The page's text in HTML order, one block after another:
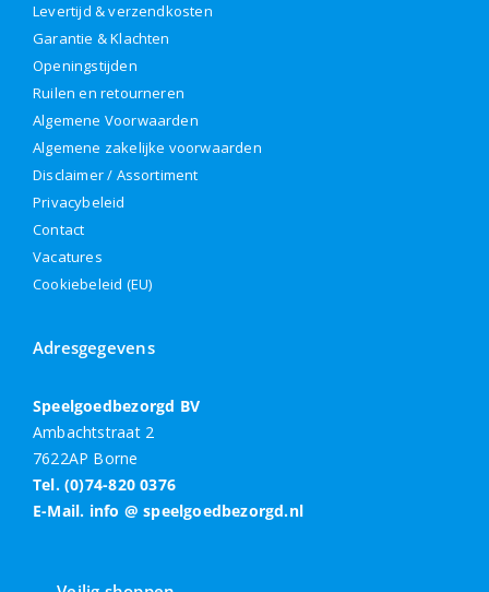
Levertijd & verzendkosten
Garantie & Klachten
Openingstijden
Ruilen en retourneren
Algemene Voorwaarden
Algemene zakelijke voorwaarden
Disclaimer / Assortiment
Privacybeleid
Contact
Vacatures
Cookiebeleid (EU)
Adresgegevens
Speelgoedbezorgd BV
Ambachtstraat 2
7622AP Borne
Tel. (0)74-820 0376
E-Mail. info @ speelgoedbezorgd.nl